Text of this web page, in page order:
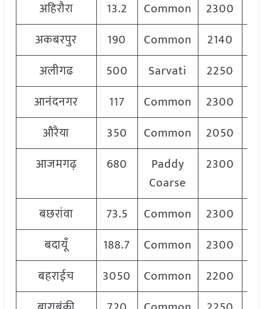
अहिरौरा 13.2 Common 2300
अकबरपुर
190 Common 2140
अलीगढ
500 Sarvati 2250
आनंदनगर
117 Common 2300
औरैया
350 Common 2050
आजमगढ़
680
Paddy
Coarse
2300
बछरांवा 73.5 Common 2300
बदायूँ
188.7 Common 2300
बहराईच
3050 Common 2200